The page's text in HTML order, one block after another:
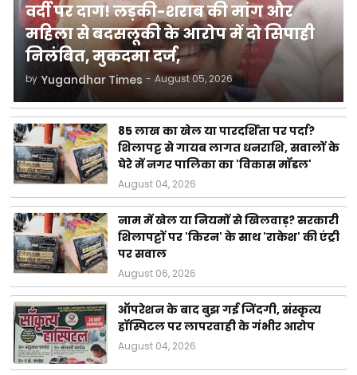
वर्दी पर दाग! लड़की-शराब की मांग और
महिला से बदसलूकी के आरोप में दो सिपाही
निलंबित, मुकदमा दर्ज,
by Yugandhar Times - August 05, 2026
85 लाख का खेल या पारदर्शिता पर पर्दा?
शिलापट्ट से गायब लागत धनराशि, सवालों के
घेरे में नगर पालिका का 'विकास मॉडल'
August 04, 2026
नाम में खेल या नियमों से खिलवाड़? सरकारी
शिलापट्टों पर 'किरन' के साथ 'राकेश' की एंट्री
पर सवाल
August 06, 2026
ऑपरेशन के बाद बुझ गई जिंदगी, संस्कृत्य
हॉस्पिटल पर लापरवाही के गंभीर आरोप
August 04, 2026